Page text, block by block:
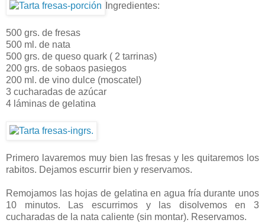
Ingredientes:
500 grs. de fresas
500 ml. de nata
500 grs. de queso quark ( 2 tarrinas)
200 grs. de sobaos pasiegos
200 ml. de vino dulce (moscatel)
3 cucharadas de azúcar
4 láminas de gelatina
Primero lavaremos muy bien las fresas y les quitaremos los
rabitos. Dejamos escurrir bien y reservamos.
Remojamos las hojas de gelatina en agua fría durante unos
10 minutos. Las escurrimos y las disolvemos en 3
cucharadas de la nata caliente (sin montar). Reservamos.